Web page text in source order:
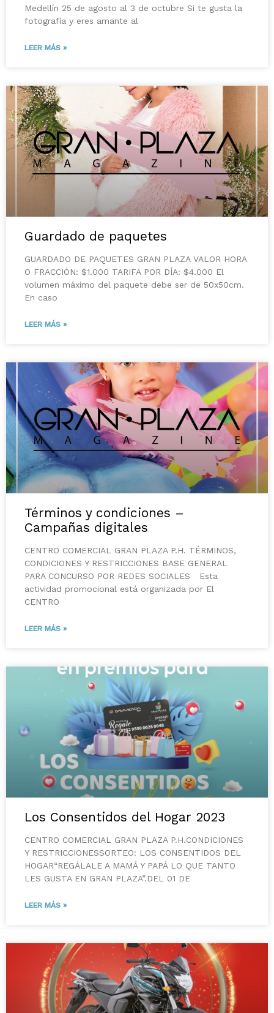
Medellín 25 de agosto al 3 de octubre Si te gusta la
fotografía y eres amante al
LEER MÁS »
Guardado de paquetes
GUARDADO DE PAQUETES GRAN PLAZA VALOR HORA
O FRACCIÓN: $1.000 TARIFA POR DÍA: $4.000 El
volumen máximo del paquete debe ser de 50x50cm.
En caso
LEER MÁS »
Términos y condiciones –
Campañas digitales
CENTRO COMERCIAL GRAN PLAZA P.H. TÉRMINOS,
CONDICIONES Y RESTRICCIONES BASE GENERAL
PARA CONCURSO POR REDES SOCIALES Esta
actividad promocional está organizada por El
CENTRO
LEER MÁS »
Los Consentidos del Hogar 2023
CENTRO COMERCIAL GRAN PLAZA P.H.CONDICIONES
Y RESTRICCIONESSORTEO: LOS CONSENTIDOS DEL
HOGAR“REGÁLALE A MAMÁ Y PAPÁ LO QUE TANTO
LES GUSTA EN GRAN PLAZA”.DEL 01 DE
LEER MÁS »